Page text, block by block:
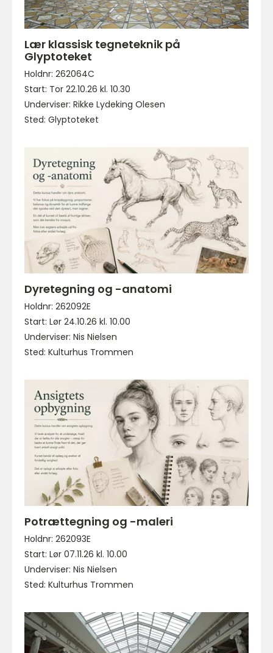
Lær klassisk tegneteknik på
Glyptoteket
Holdnr: 262064C
Start: Tor 22.10.26 kl. 10.30
Underviser: Rikke Lydeking Olesen
Sted: Glyptoteket
Dyretegning og -anatomi
Holdnr: 262092E
Start: Lør 24.10.26 kl. 10.00
Underviser: Nis Nielsen
Sted: Kulturhus Trommen
Potrættegning og -maleri
Holdnr: 262093E
Start: Lør 07.11.26 kl. 10.00
Underviser: Nis Nielsen
Sted: Kulturhus Trommen